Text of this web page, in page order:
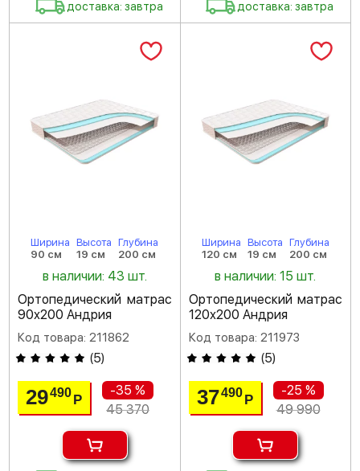
доставка: завтра доставка: завтра
Ширина
90 см
Высота
19 см
Глубина
200 см
в наличии: 43 шт.
Ортопедический матрас
90х200 Андрия
Код товара: 211862
(5)
29490Р
-35 %
45 370
Ширина
120 см
Высота
19 см
Глубина
200 см
в наличии: 15 шт.
Ортопедический матрас
120х200 Андрия
Код товара: 211973
(5)
37490 Р
-25 %
49 990